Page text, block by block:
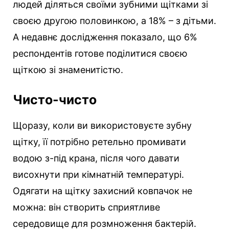
людей діляться своїми зубними щітками зі
своєю другою половинкою, а 18% – з дітьми.
А недавнє дослідження показало, що 6%
респондентів готове поділитися своєю
щіткою зі знаменитістю.
Чисто-чисто
Щоразу, коли ви використовуєте зубну
щітку, її потрібно ретельно промивати
водою з-під крана, після чого давати
висохнути при кімнатній температурі.
Одягати на щітку захисний ковпачок не
можна: він створить сприятливе
середовище для розмноження бактерій.